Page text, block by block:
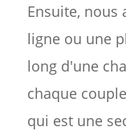
Ensuite, nous
ligne ou une
long d'une
chaque
qui est une